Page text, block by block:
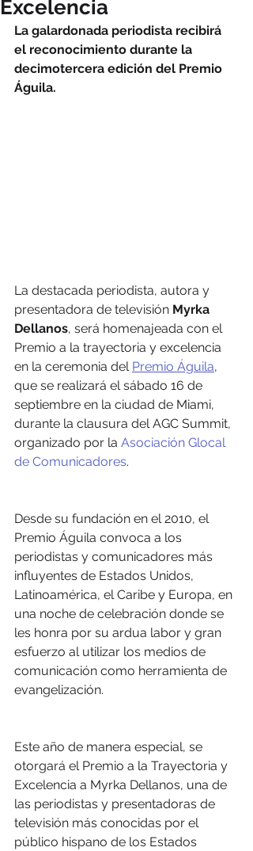
Excelencia
La galardonada periodista recibirá
el reconocimiento durante la
decimotercera edición del Premio
Águila.
La destacada periodista, autora y
presentadora de televisión Myrka
Dellanos, será homenajeada con el
Premio a la trayectoria y excelencia
en la ceremonia del Premio Águila,
que se realizará el sábado 16 de
septiembre en la ciudad de Miami,
durante la clausura del AGC Summit,
organizado por la Asociación Glocal
de Comunicadores.
Desde su fundación en el 2010, el
Premio Águila convoca a los
periodistas y comunicadores más
influyentes de Estados Unidos,
Latinoamérica, el Caribe y Europa, en
una noche de celebración donde se
les honra por su ardua labor y gran
esfuerzo al utilizar los medios de
comunicación como herramienta de
evangelización.
Este año de manera especial, se
otorgará el Premio a la Trayectoria y
Excelencia a Myrka Dellanos, una de
las periodistas y presentadoras de
televisión más conocidas por el
público hispano de los Estados